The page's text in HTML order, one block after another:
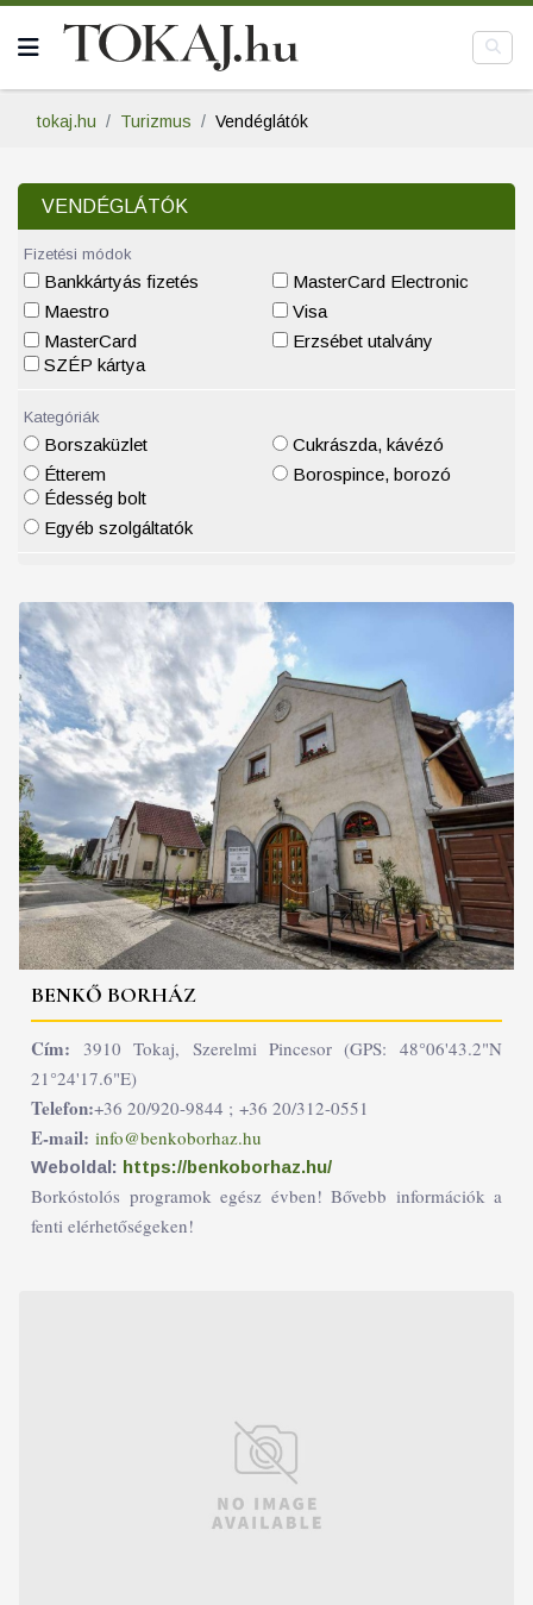
tokaj.hu Turizmus Vendéglátók
VENDÉGLÁTÓK
Fizetési módok
Bankkártyás fizetés
Maestro
MasterCard
MasterCard Electronic
Visa
Erzsébet utalvány
SZÉP kártya
Kategóriák
Borszaküzlet
Étterem
Cukrászda, kávézó
Borospince, borozó
Édesség bolt
Egyéb szolgáltatók
BENKŐ BORHÁZ
Cím: 3910 Tokaj, Szerelmi Pincesor (GPS: 48°06'43.2"N
21°24'17.6"E)
Telefon:+36 20/920-9844 ; +36 20/312-0551
E-mail: info@benkoborhaz.hu
Weboldal: https://benkoborhaz.hu/
Borkóstolós programok egész évben! Bővebb információk a
fenti elérhetőségeken!